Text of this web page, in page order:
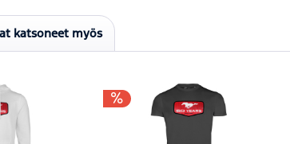
katsoneet myös